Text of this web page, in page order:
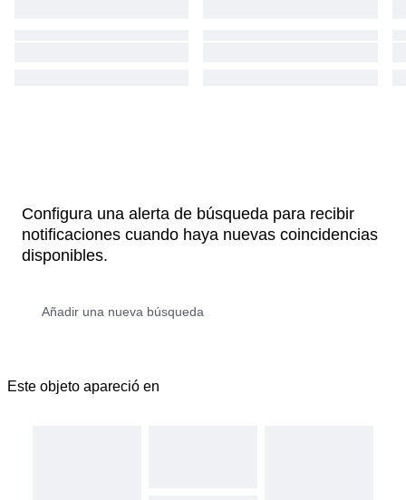
Configura una alerta de búsqueda para recibir
notificaciones cuando haya nuevas coincidencias
disponibles.
Este objeto apareció en